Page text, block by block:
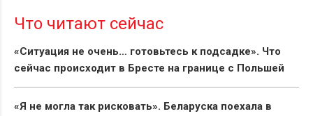
Что читают сейчас
«Ситуация не очень… готовьтесь к подсадке». Что
сейчас происходит в Бресте на границе с Польшей
«Я не могла так рисковать». Беларуска поехала в